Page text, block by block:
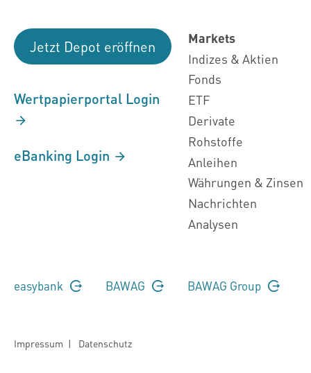
Jetzt Depot eröffnen
Wertpapierportal Login
eBanking Login
Markets
Indizes & Aktien
Fonds
ETF
Derivate
Rohstoffe
Anleihen
Währungen & Zinsen
Nachrichten
Analysen
easybank BAWAG BAWAG Group
Impressum | Datenschutz